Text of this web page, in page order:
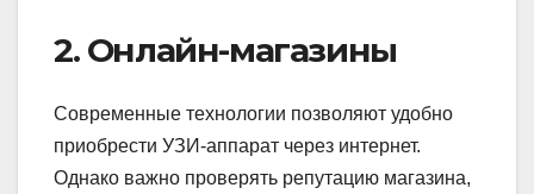
2. Онлайн-магазины
Современные технологии позволяют удобно
приобрести УЗИ-аппарат через интернет.
Однако важно проверять репутацию магазина,